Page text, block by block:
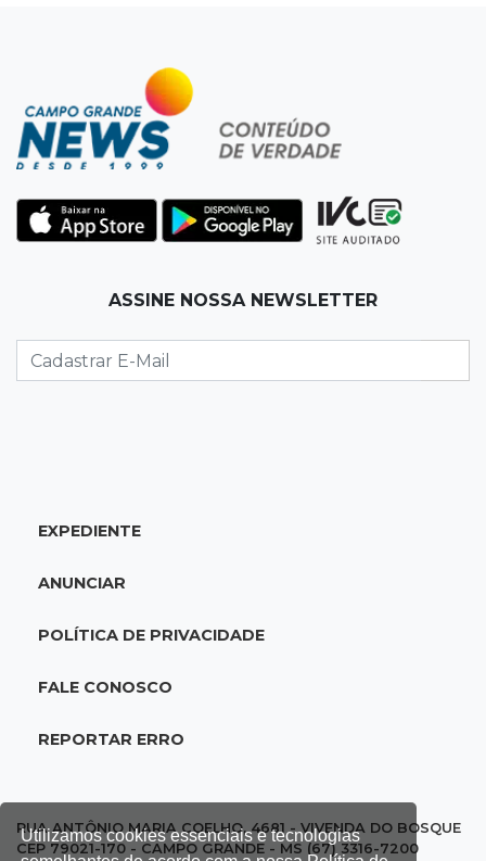
Utilizamos cookies essenciais e tecnologias
Banco Central reduz juros para 14% ao ano em
4º corte consecutivo
Dólar comercial fecha cotado a R$ 5,12 com
atenção ao cenário externo
Ideb
Estado, mas aprendizagem recua
18:02Ideb
Grande, Dourados e Corumbá
Preso em operação da PF no ano passado
da Gruta do Lago Azul
ASSINE NOSSA NEWSLETTER
EXPEDIENTE
ANUNCIAR
POLÍTICA DE PRIVACIDADE
FALE CONOSCO
REPORTAR ERRO
RUA ANTÔNIO MARIA COELHO, 4681 - VIVENDA DO BOSQUE
CEP 79021-170 - CAMPO GRANDE - MS (67) 3316-7200